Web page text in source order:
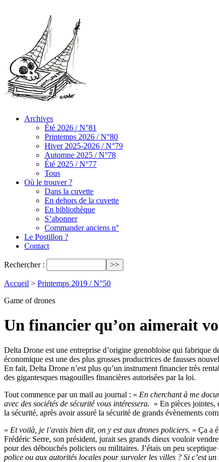
Archives
Été 2026 / N°81
Printemps 2026 / N°80
Hiver 2025-2026 / N°79
Automne 2025 / N°78
Été 2025 / N°77
Tous
Où le trouver ?
Dans la cuvette
En dehors de la cuvette
En bibliothèque
S’abonner
Commander anciens n°
Le Postillon ?
Contact
Rechercher :
Accueil > Printemps 2019 / N°50
Game of drones
Un financier qu’on aimerait
Delta Drone est une entreprise d’origine grenobloise qui fabrique
économique est une des plus grosses productrices de fausses
En fait, Delta Drone n’est plus qu’un instrument financier très
des gigantesques magouilles financières autorisées par la loi.
Tout commence par un mail au journal : « En cherchant à me
avec des sociétés de sécurité vous intéressera. » En pièces jointes,
la sécurité, après avoir assuré la sécurité de grands évènements
« Et voilà, je l’avais bien dit, on y est aux drones policiers. » Ça a
Frédéric Serre, son président, jurait ses grands dieux vouloir
pour des débouchés policiers ou militaires. J’étais un peu sceptique
police ou aux autorités locales pour survoler les villes ? Si c’est